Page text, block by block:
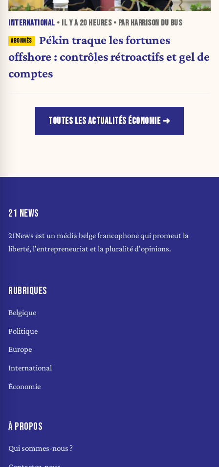
INTERNATIONAL • IL Y A 20 HEURES• PAR HARRISON DU BUS
Pékin traque les fortunes
offshore : contrôles rétroactifs et gel de
comptes
TOUTES LES ACTUALITÉS ÉCONOMIE
21 NEWS
21News est un média belge francophone qui promeut la
liberté, l'entrepreneuriat et la pluralité d'opinions.
RUBRIQUES
Belgique
Politique
Europe
International
Économie
À PROPOS
Qui sommes-nous ?